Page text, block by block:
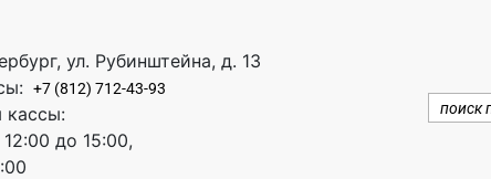
ул. Рубинштейна, д. 13
+7 (812) 712-43-93
кассы:
до 15:00,